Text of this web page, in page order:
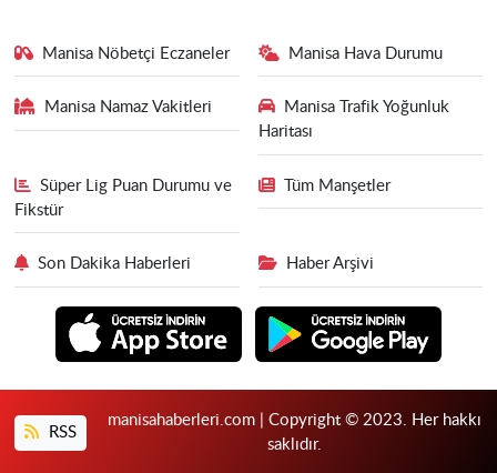
Manisa Nöbetçi Eczaneler Manisa Hava Durumu
Manisa Namaz Vakitleri
Manisa Trafik Yoğunluk
Haritası
Süper Lig Puan Durumu ve
Fikstür
Tüm Manşetler
Son Dakika Haberleri Haber Arşivi
RSS
manisahaberleri.com | Copyright © 2023. Her hakkı
saklıdır.